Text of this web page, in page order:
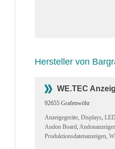
Hersteller von
WE.TEC
92655 Grafenwöhr
Anzeigegeräte, Displays,
Andon Board,
Produktionsdatenanzeigen,